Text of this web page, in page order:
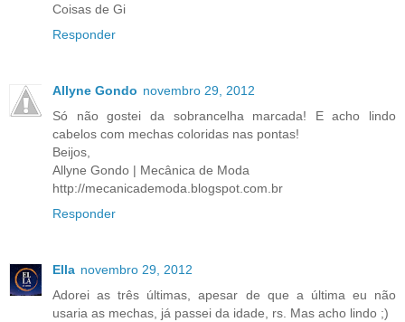
Coisas de Gi
Responder
Allyne Gondo novembro 29, 2012
Só não gostei da sobrancelha marcada! E acho lindo
cabelos com mechas coloridas nas pontas!
Beijos,
Allyne Gondo | Mecânica de Moda
http://mecanicademoda.blogspot.com.br
Responder
Ella novembro 29, 2012
Adorei as três últimas, apesar de que a última eu não
usaria as mechas, já passei da idade, rs. Mas acho lindo ;)